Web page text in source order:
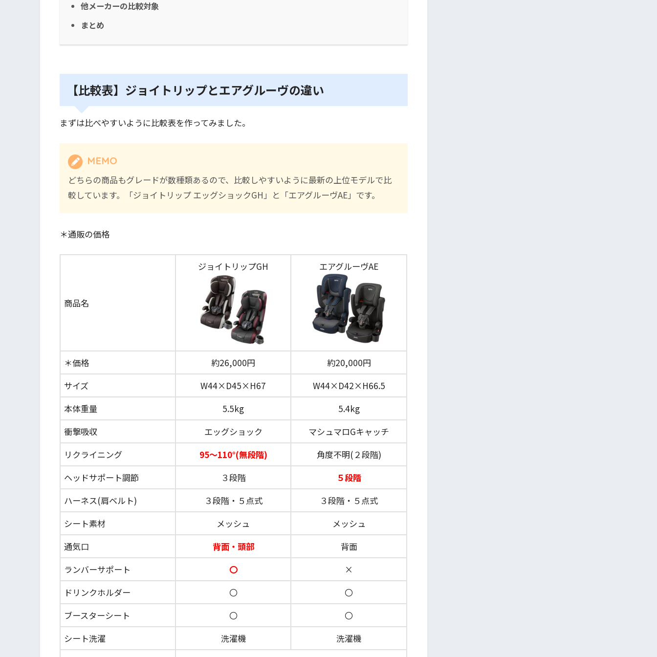
他メーカーの比較対象
まとめ
【比較表】ジョイトリップとエアグルーヴの違い
まずは比べやすいように比較表を作ってみました。
MEMO
どちらの商品もグレードが数種類あるので、比較しやすいように最新の上位モデルで比
較しています。「ジョイトリップ エッグショックGH」と「エアグルーヴAE」です。
＊通販の価格
商品名
ジョイトリップGH エアグルーヴAE
＊価格 約26,000円
約20,000円
サイズ
W44×D45×H67
W44×D42×H66.5
本体重量
5.5kg
5.4kg
衝撃吸収
エッグショック
マシュマロGキャッチ
リクライニング
95～110°(無段階)
角度不明(２段階)
ヘッドサポート調節
３段階
５段階
ハーネス(肩ベルト)
３段階・５点式
３段階・５点式
シート素材
メッシュ
メッシュ
通気口
背面・頭部
背面
ランバーサポート
〇
×
ドリンクホルダー
〇
〇
ブースターシート
〇
〇
シート洗濯
洗濯機
洗濯機